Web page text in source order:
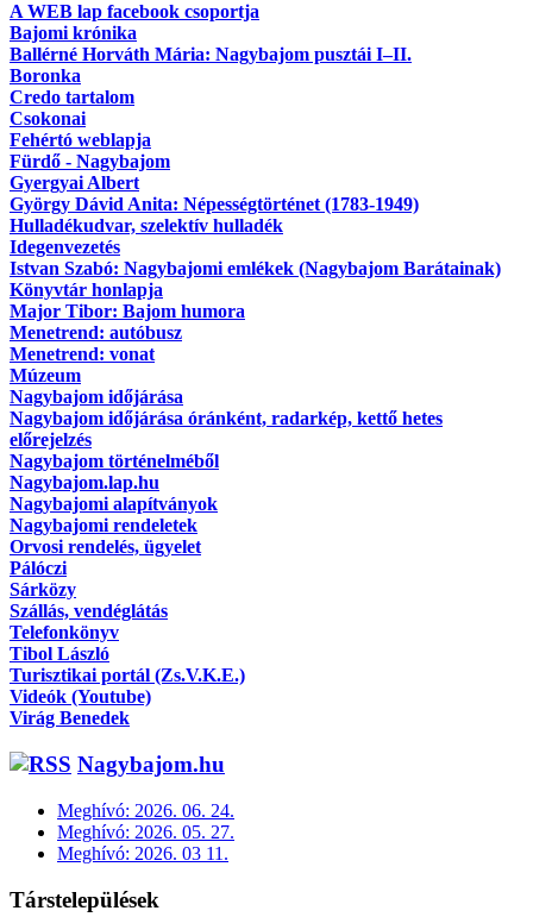
A WEB lap facebook csoportja
Bajomi krónika
Ballérné Horváth Mária: Nagybajom pusztái I–II.
Boronka
Credo tartalom
Csokonai
Fehértó weblapja
Fürdő - Nagybajom
Gyergyai Albert
György Dávid Anita: Népességtörténet (1783-1949)
Hulladékudvar, szelektív hulladék
Idegenvezetés
Istvan Szabó: Nagybajomi emlékek (Nagybajom Barátainak)
Könyvtár honlapja
Major Tibor: Bajom humora
Menetrend: autóbusz
Menetrend: vonat
Múzeum
Nagybajom időjárása
Nagybajom időjárása óránként, radarkép, kettő hetes
előrejelzés
Nagybajom történelméből
Nagybajom.lap.hu
Nagybajomi alapítványok
Nagybajomi rendeletek
Orvosi rendelés, ügyelet
Pálóczi
Sárközy
Szállás, vendéglátás
Telefonkönyv
Tibol László
Turisztikai portál (Zs.V.K.E.)
Videók (Youtube)
Virág Benedek
Nagybajom.hu
Meghívó: 2026. 06. 24.
Meghívó: 2026. 05. 27.
Meghívó: 2026. 03 11.
Társtelepülések